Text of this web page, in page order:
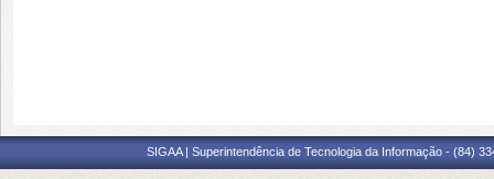
SIGAA | Superintendência de Tecnologia da Informação - (84)